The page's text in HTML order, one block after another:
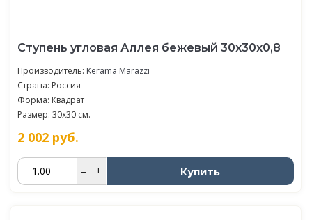
Ступень угловая Аллея бежевый 30x30x0,8
Производитель: Kerama Marazzi
Страна: Россия
Форма: Квадрат
Размер: 30x30 см.
2 002 руб.
– + Купить